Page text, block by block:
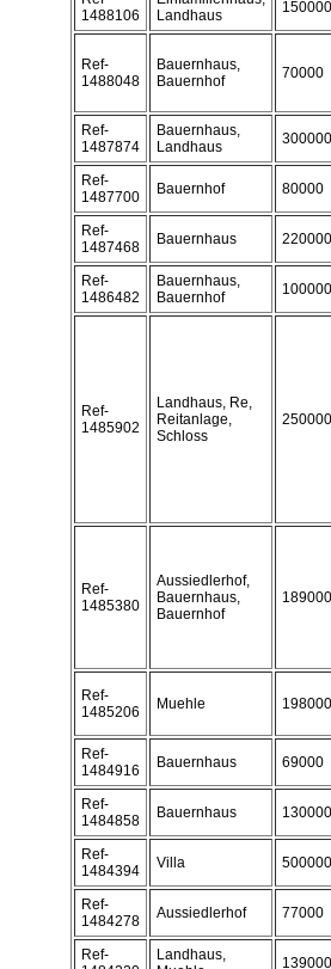
1488106
Landhaus
150000
Ref-
1488048
Bauernhaus,
Bauernhof
70000
Ref-
1487874
Bauernhaus,
Landhaus
300000
Ref-
1487700
Bauernhof 80000
Ref-
1487468
Bauernhaus 220000
Ref-
1486482
Bauernhaus,
Bauernhof
100000
Ref-
1485902
Landhaus, Re,
Reitanlage,
Schloss
Ref-
1485380
Aussiedlerhof,
Bauernhaus,
Bauernhof
189000
Ref-
1485206
Muehle 198000
Ref-
1484916
Bauernhaus 69000
Ref-
1484858
Bauernhaus 130000
Ref-
1484394
Villa 500000
Ref-
1484278
Aussiedlerhof 77000
Ref-
Landhaus,
139000